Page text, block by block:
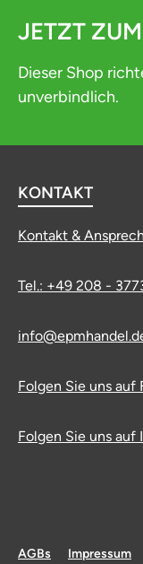
JETZT
Dieser Shop
unverbindlich.
KONTAKT
Kontakt &
Tel.: +49 208 -
Folgen Sie uns auf
Folgen Sie uns auf
AGBs Impressum